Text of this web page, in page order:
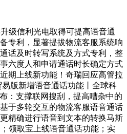
信利光电取得可提高语音通
专利，显著提拔物流客服系统响
话及时转写系统及方式专利，整
六度人和申请通话时长确定方式
期上线新功能！奇瑞回应高管拉
易版新增语音通话功能丨全球科
：支撑联网搜刮，提高嘈杂中的
于多轮交互的物流客服语音通话
精确进行语音到文本的转换马斯
领取宝上线语音通话功能；实